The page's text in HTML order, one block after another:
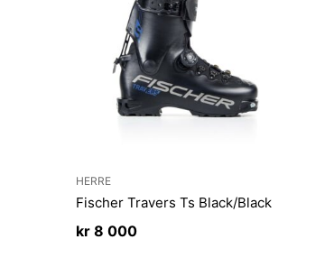
HERRE
Fischer Travers Ts Black/Black
kr 8 000